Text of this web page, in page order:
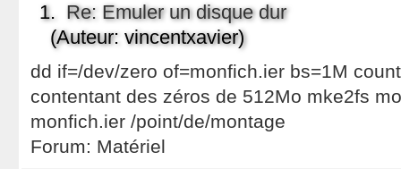
1. Re: Emuler un disque dur
(Auteur: vincentxavier)
dd if=/dev/zero of=monfich.ier bs=1M
contentant des zéros de 512Mo mke2fs
monfich.ier /point/de/montage
Forum: Matériel